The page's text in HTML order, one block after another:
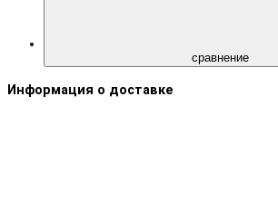
сравнение
Информация о доставке